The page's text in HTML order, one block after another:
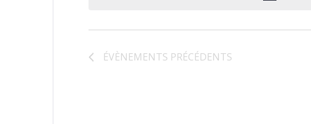
ÉVÈNEMENTS PRÉCÉDENTS